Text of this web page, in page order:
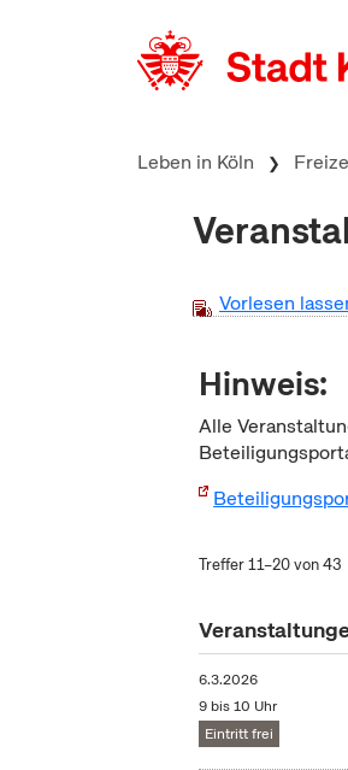
Leben in Köln
Vorlesen
Hinweis:
Alle
Treffer 11–20 von 43
6.3.2026
9 bis 10 Uhr
Eintritt frei